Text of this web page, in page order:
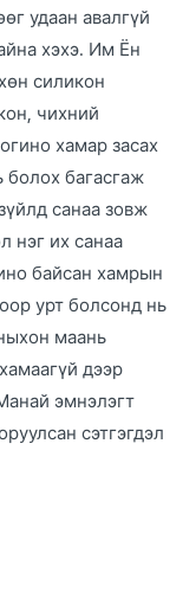
удаан авалгүй
хэхэ. Им Ён
силикон
чихний
хамар засах
болох багасгаж
санаа зовж
нэг их санаа
байсан хамрын
урт болсонд нь
маань
дээр
эмнэлэгт
сэтгэгдэл